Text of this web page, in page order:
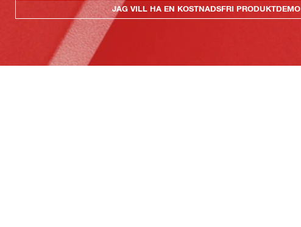
JAG VILL HA EN KOSTNADSFRI PRODUKTDEMO